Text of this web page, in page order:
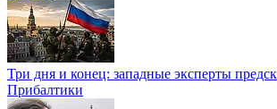
Три дня и конец: западные эксперты
Прибалтики